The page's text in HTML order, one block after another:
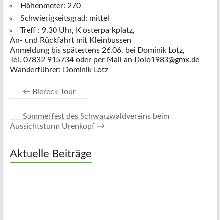
Höhenmeter: 270
Schwierigkeitsgrad: mittel
Treff : 9.30 Uhr, Klosterparkplatz,
An- und Rückfahrt mit Kleinbussen
Anmeldung bis spätestens 26.06. bei Dominik Lotz,
Tel. 07832 915734 oder per Mail an Dolo1983@gmx.de
Wanderführer: Dominik Lotz
← Biereck-Tour
Sommerfest des Schwarzwaldvereins beim
Aussichtsturm Urenkopf →
Aktuelle Beiträge